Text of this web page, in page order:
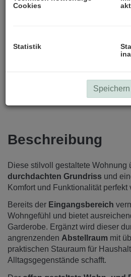
Beschreibung
Diese stilvoll gestaltete Wohnung
durchdachten Grundriss und
Komfort und Funktionalität perfekt
Bereits der Eingangsbereich
Wohngefühl und bietet
Garderobe. Ergänzt wird dieser
angrenzenden Abstellraum mit
praktischen Stauraum für
Alltagsgegenstände schafft.
Cookies
Statistik
Speichern